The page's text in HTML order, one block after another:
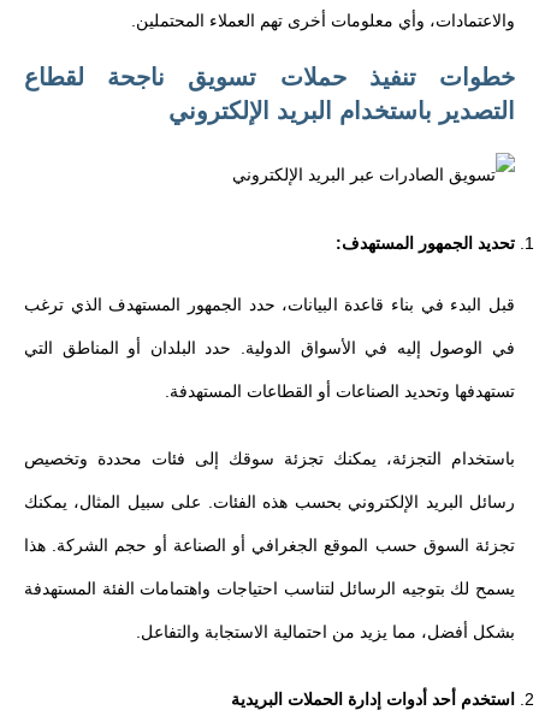
والاعتمادات، وأي معلومات أخرى تهم العملاء المحتملين.
خطوات تنفيذ حملات تسويق ناجحة لقطاع
التصدير باستخدام البريد الإلكتروني
تحديد الجمهور المستهدف:
قبل البدء في بناء قاعدة البيانات، حدد الجمهور المستهدف الذي ترغب
في الوصول إليه في الأسواق الدولية. حدد البلدان أو المناطق التي
تستهدفها وتحديد الصناعات أو القطاعات المستهدفة.
باستخدام التجزئة، يمكنك تجزئة سوقك إلى فئات محددة وتخصيص
رسائل البريد الإلكتروني بحسب هذه الفئات. على سبيل المثال، يمكنك
تجزئة السوق حسب الموقع الجغرافي أو الصناعة أو حجم الشركة. هذا
يسمح لك بتوجيه الرسائل لتناسب احتياجات واهتمامات الفئة المستهدفة
بشكل أفضل، مما يزيد من احتمالية الاستجابة والتفاعل.
استخدم أحد أدوات إدارة الحملات البريدية